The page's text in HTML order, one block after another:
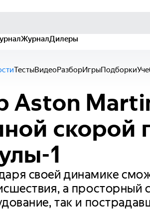
ЖурналДилеры
ТестыВидеоРазборИгрыПодборки
Aston
скорой
1
своей динамике
а просторный
так и